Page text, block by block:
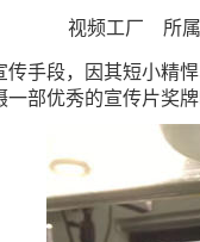
视频工厂 所
手段，因其短小精
部优秀的宣传片奖牌